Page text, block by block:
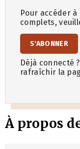
Pour accéder
complets,
S'ABONNER
Déjà connecté
rafraîchir la
À propos